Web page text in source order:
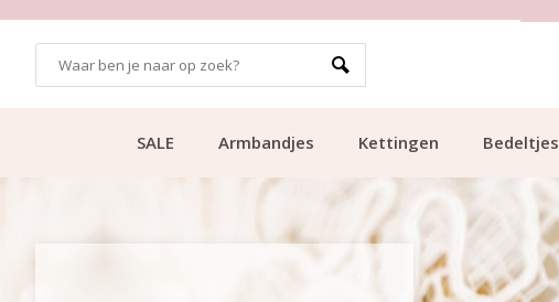
SALE Armbandjes Kettingen Bedeltjes